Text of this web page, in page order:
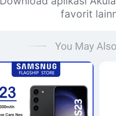
favorit